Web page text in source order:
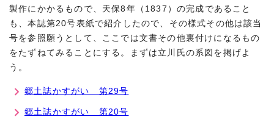
製作にかかるもので、天保8年（1837）の完成であること
も、本誌第20号表紙で紹介したので、その様式その他は該当
号を参照願うとして、ここでは文書その他裏付けになるもの
をたずねてみることにする。まずは立川氏の系図を掲げよ
う。
郷土誌かすがい 第29号
郷土誌かすがい 第20号